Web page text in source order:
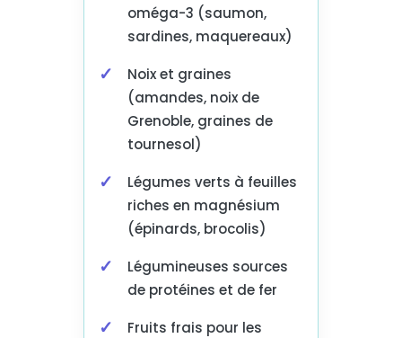
oméga-3 (saumon,
sardines, maquereaux)
Noix et graines
(amandes, noix de
Grenoble, graines de
tournesol)
Légumes verts à feuilles
riches en magnésium
(épinards, brocolis)
Légumineuses sources
de protéines et de fer
Fruits frais pour les